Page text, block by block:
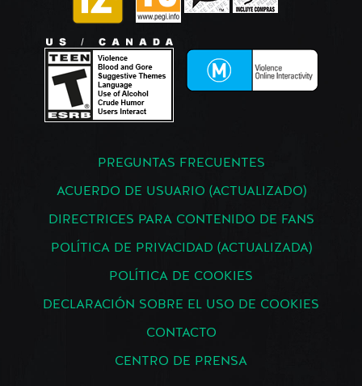
PREGUNTAS FRECUENTES
ACUERDO DE USUARIO (ACTUALIZADO)
DIRECTRICES PARA CONTENIDO DE FANS
POLÍTICA DE PRIVACIDAD (ACTUALIZADA)
POLÍTICA DE COOKIES
DECLARACIÓN SOBRE EL USO DE COOKIES
CONTACTO
CENTRO DE PRENSA